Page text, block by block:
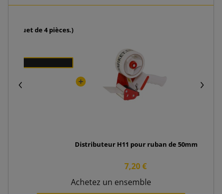
(paquet de 4 pièces.)
Distributeur H11 pour ruban de 50mm
7,20 €
Achetez un ensemble